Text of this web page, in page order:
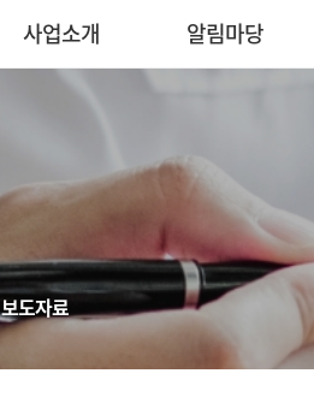
사업소개 알림마당
보도자료